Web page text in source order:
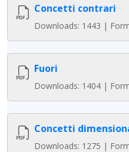
Concetti contrari
Downloads: 1443 |
Fuori
Downloads: 1404 |
Concetti
Downloads: 1275 |